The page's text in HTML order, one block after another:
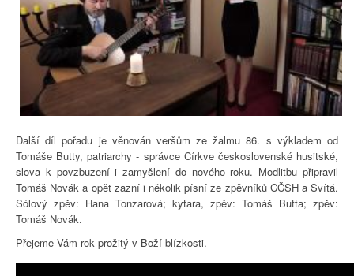
Další díl pořadu je věnován veršům ze žalmu 86. s výkladem od
Tomáše Butty, patriarchy - správce Církve československé husitské,
slova k povzbuzení i zamyšlení do nového roku. Modlitbu připravil
Tomáš Novák a opět zazní i několik písní ze zpěvníků CČSH a Svítá.
Sólový zpěv: Hana Tonzarová; kytara, zpěv: Tomáš Butta; zpěv:
Tomáš Novák.
Přejeme Vám rok prožitý v Boží blízkosti.